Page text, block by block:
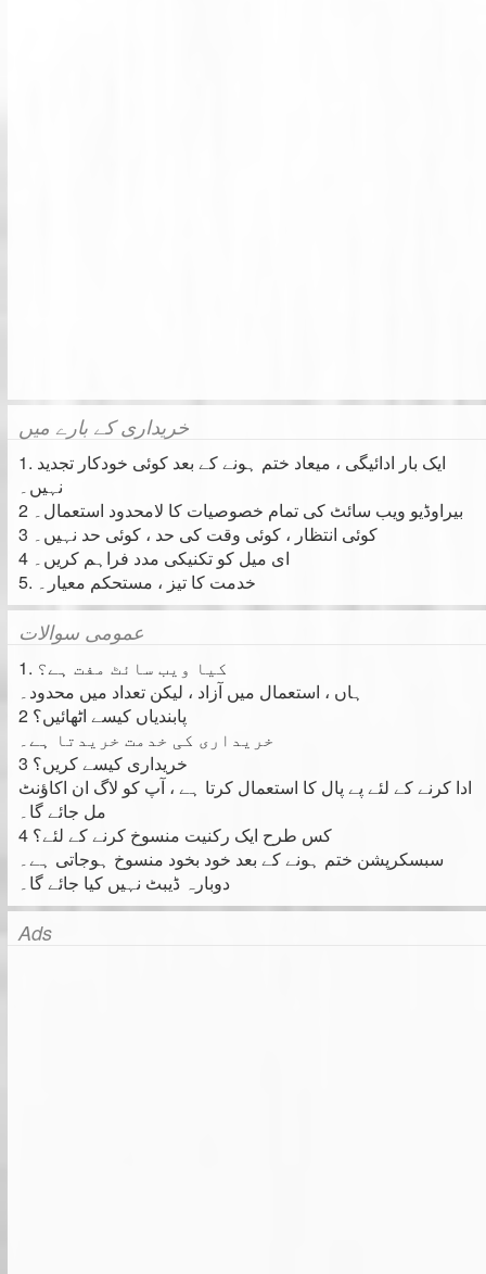
خریداری کے بارے میں
1. ایک بار ادائیگی ، میعاد ختم ہونے کے بعد کوئی خودکار تجدید
نہیں۔
2 بیراوڈیو ویب سائٹ کی تمام خصوصیات کا لامحدود استعمال۔
3 کوئی انتظار ، کوئی وقت کی حد ، کوئی حد نہیں۔
4 ای میل کو تکنیکی مدد فراہم کریں۔
5. خدمت کا تیز ، مستحکم معیار۔
عمومی سوالات
1. کیا ویب سائٹ مفت ہے؟
ہاں ، استعمال میں آزاد ، لیکن تعداد میں محدود۔
2 پابندیاں کیسے اٹھائیں؟
خریداری کی خدمت خریدتا ہے۔
3 خریداری کیسے کریں؟
ادا کرنے کے لئے پے پال کا استعمال کرتا ہے ، آپ کو لاگ ان اکاؤنٹ
مل جائے گا۔
4 کس طرح ایک رکنیت منسوخ کرنے کے لئے؟
سبسکرپشن ختم ہونے کے بعد خود بخود منسوخ ہوجاتی ہے۔
دوبارہ ڈیبٹ نہیں کیا جائے گا۔
Ads